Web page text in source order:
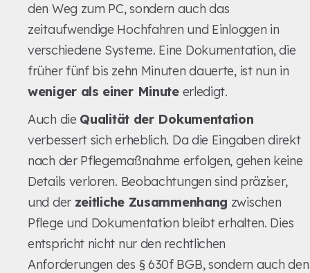
den Weg zum PC, sondern auch das
zeitaufwendige Hochfahren und Einloggen in
verschiedene Systeme. Eine Dokumentation, die
früher fünf bis zehn Minuten dauerte, ist nun in
weniger als einer Minuteerledigt.
Auch die Qualität der Dokumentation
verbessert sich erheblich. Da die Eingaben direkt
nach der Pflegemaßnahme erfolgen, gehen keine
Details verloren. Beobachtungen sind präziser,
und der zeitliche Zusammenhang zwischen
Pflege und Dokumentation bleibt erhalten. Dies
entspricht nicht nur den rechtlichen
Anforderungen des § 630f BGB, sondern auch den